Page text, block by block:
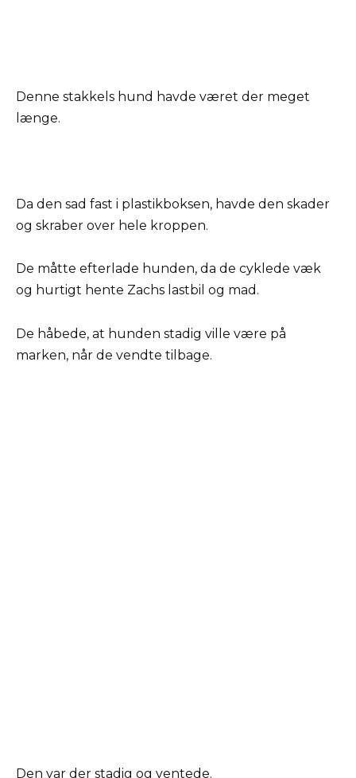
Denne stakkels hund havde været der meget
længe.
Da den sad fast i plastikboksen, havde den skader
og skraber over hele kroppen.
De måtte efterlade hunden, da de cyklede væk
og hurtigt hente Zachs lastbil og mad.
De håbede, at hunden stadig ville være på
marken, når de vendte tilbage.
Den var der stadig og ventede.